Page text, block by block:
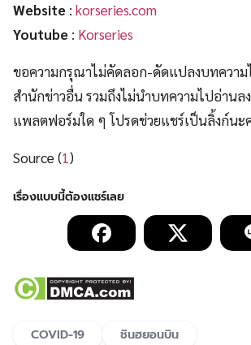
Website : korseries.com
Youtube : Korseries
ขอความกรุณาไม่คัดลอก-ดัดแปลงบทความ
สำนักข่าวอื่น รวมถึงไม่นำบทความไปอ่านล
แพลตฟอร์มใด ๆ โปรดช่วยแชร์เป็นลิ้งก์น
Source (1)
COVID-19 ชินฮยอนบิน